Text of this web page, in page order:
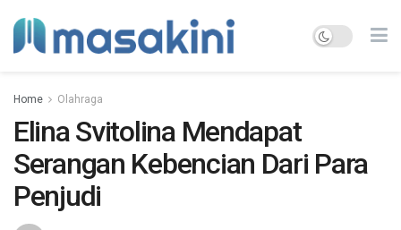
Home Olahraga
Elina Svitolina Mendapat
Serangan Kebencian Dari Para
Penjudi